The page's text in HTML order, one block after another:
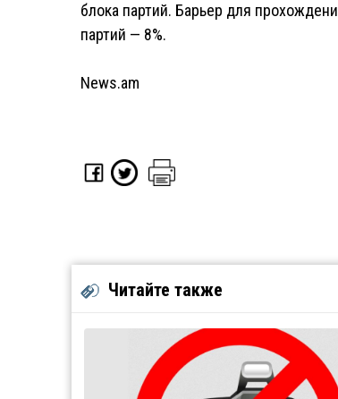
блока партий. Барьер для
партий — 8%.
News.am
Читайте также